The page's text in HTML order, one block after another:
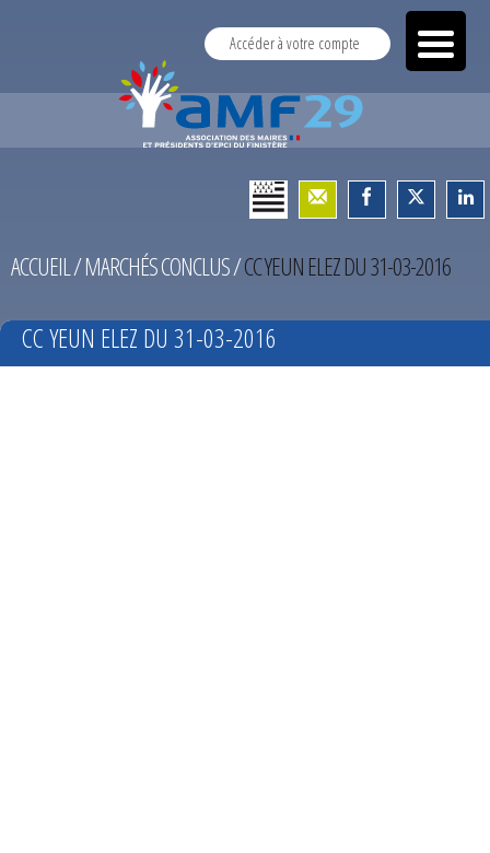
Accéder à votre compte
ACCUEIL/MARCHÉS CONCLUS/CC YEUN ELEZ DU 31-03-2016
CC YEUN ELEZ DU 31-03-2016